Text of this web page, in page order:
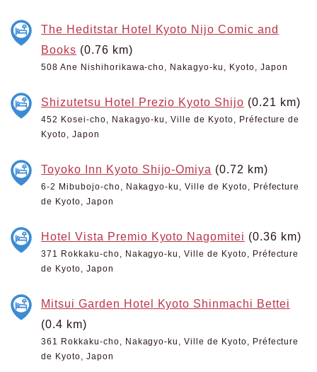
The Heditstar Hotel Kyoto Nijo Comic and
Books (0.76 km)
508 Ane Nishihorikawa-cho, Nakagyo-ku, Kyoto, Japon
Shizutetsu Hotel Prezio Kyoto Shijo (0.21 km)
452 Kosei-cho, Nakagyo-ku, Ville de Kyoto, Préfecture de
Kyoto, Japon
Toyoko Inn Kyoto Shijo-Omiya (0.72 km)
6-2 Mibubojo-cho, Nakagyo-ku, Ville de Kyoto, Préfecture
de Kyoto, Japon
Hotel Vista Premio Kyoto Nagomitei (0.36 km)
371 Rokkaku-cho, Nakagyo-ku, Ville de Kyoto, Préfecture
de Kyoto, Japon
Mitsui Garden Hotel Kyoto Shinmachi Bettei
(0.4 km)
361 Rokkaku-cho, Nakagyo-ku, Ville de Kyoto, Préfecture
de Kyoto, Japon